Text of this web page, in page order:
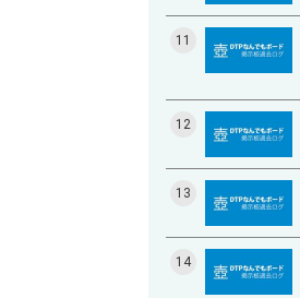
11
12
13
14